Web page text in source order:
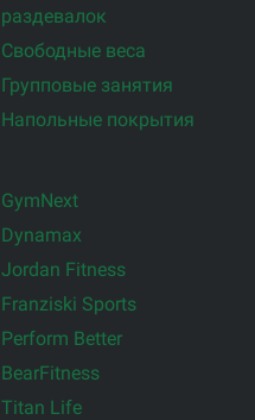
раздевалок
Свободные веса
Групповые занятия
Напольные покрытия
GymNext
Dynamax
Jordan Fitness
Franziski Sports
Perform Better
BearFitness
Titan Life